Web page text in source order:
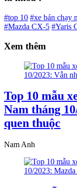
#top 10 #xe bán chạy
#Mazda CX-5 #Yaris
Xem thêm
Top 10 mẫu
Nam tháng
quen thuộc
Nam Anh